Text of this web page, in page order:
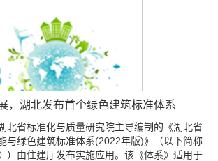
，湖北发布首个绿色建筑标准体系
北省标准化与质量研究院主导编制的《湖北省
与绿色建筑标准体系(2022年版)》（以下简称
）由住建厅发布实施应用。该《体系》适用于